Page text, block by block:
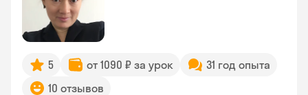
5 от 1090 ₽ за урок
31 год опыта
10 отзывов